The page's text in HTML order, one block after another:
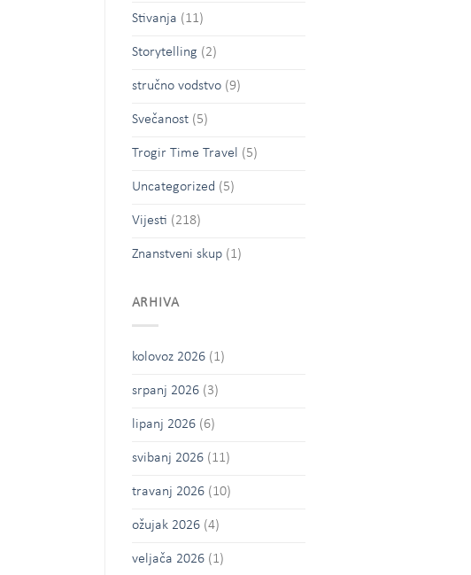
Stivanja (11)
Storytelling (2)
stručno vodstvo(9)
Svečanost(5)
Trogir Time Travel (5)
Uncategorized (5)
Vijesti (218)
Znanstveni skup(1)
ARHIVA
kolovoz 2026(1)
srpanj 2026(3)
lipanj 2026(6)
svibanj 2026(11)
travanj 2026(10)
ožujak 2026(4)
veljača 2026(1)